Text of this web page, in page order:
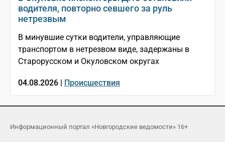
водителя, повторно севшего за руль
нетрезвым
В минувшие сутки водители, управляющие
транспортом в нетрезвом виде, задержаны в
Старорусском и Окуловском округах
04.08.2026 | Происшествия
Информационный портал «Новгородские ведомости» 16+